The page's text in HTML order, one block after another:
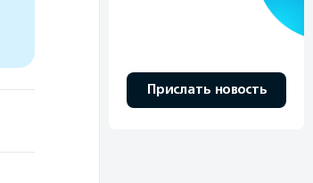
Прислать новость